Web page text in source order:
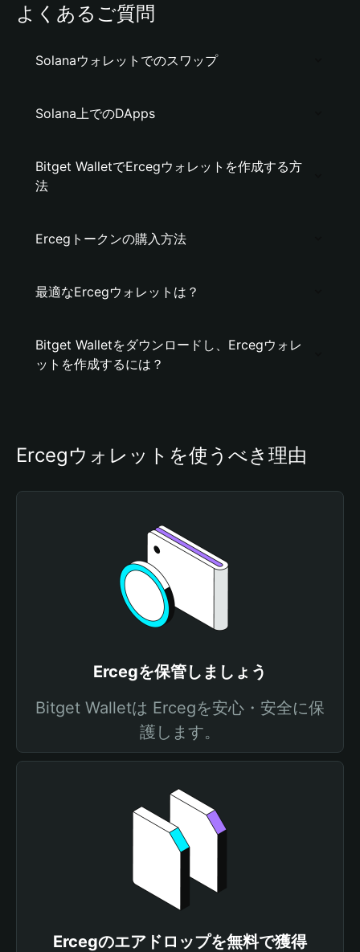
よくあるご質問
Solanaウォレットでのスワップ
Solana上でのDApps
Bitget WalletでErcegウォレットを作成する方
法
Ercegトークンの購入方法
最適なErcegウォレットは？
Bitget Walletをダウンロードし、Ercegウォレ
ットを作成するには？
Ercegウォレットを使うべき理由
Ercegを保管しましょう
Bitget Walletは Ercegを安心・安全に保
護します。
Ercegのエアドロップを無料で獲得